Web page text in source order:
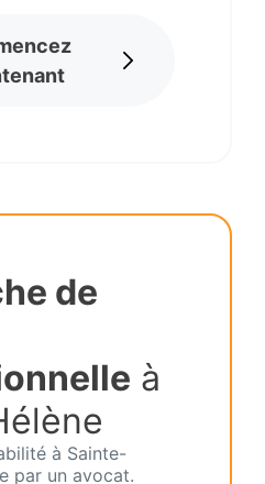
de
à
à Sainte-
par un avocat.